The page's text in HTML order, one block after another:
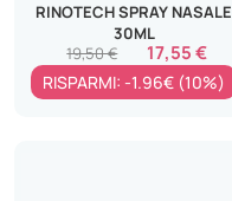
RINOTECH SPRAY NASALE
30ML
17,55 €
19,50 €
RISPARMI: -1.96€ (10%)